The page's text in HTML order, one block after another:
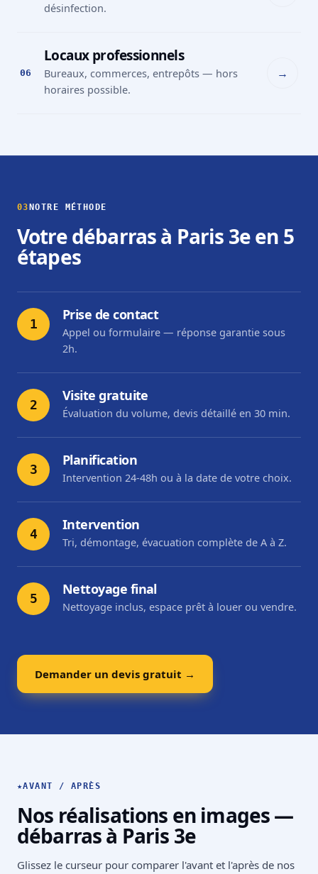
désinfection.
06
Locaux professionnels
Bureaux, commerces, entrepôts — hors
horaires possible.
→
03 NOTRE MÉTHODE
Votre débarras à Paris 3e en 5
étapes
1
Prise de contact
Appel ou formulaire — réponse garantie sous
2h.
2
Visite gratuite
Évaluation du volume, devis détaillé en 30 min.
3
Planification
Intervention 24-48h ou à la date de votre choix.
4
Intervention
Tri, démontage, évacuation complète de A à Z.
5
Nettoyage final
Nettoyage inclus, espace prêt à louer ou vendre.
Demander un devis gratuit →
★AVANT / APRÈS
Nos réalisations en images —
débarras à Paris 3e
Glissez le curseur pour comparer l'avant et l'après de nos